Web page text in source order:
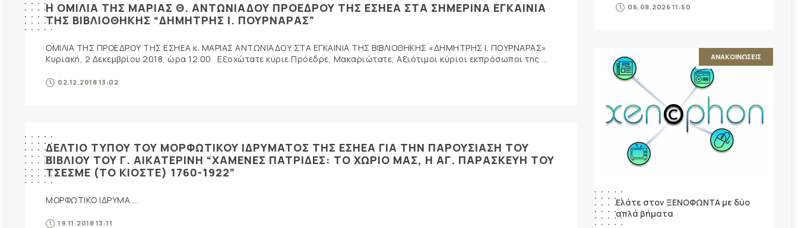
Η ΟΜΙΛΙΑ ΤΗΣ ΜΑΡΙΑΣ Θ. ΑΝΤΩΝΙΑΔΟΥ ΠΡΟΕΔΡΟΥ ΤΗΣ ΕΣΗΕΑ ΣΤΑ ΣΗΜΕΡΙΝΑ ΕΓΚΑΙΝΙΑ
ΤΗΣ ΒΙΒΛΙΟΘΗΚΗΣ “ΔΗΜΗΤΡΗΣ Ι. ΠΟΥΡΝΑΡΑΣ”
ΟΜΙΛΙΑ ΤΗΣ ΠΡΟΕΔΡΟΥ ΤΗΣ ΕΣΗΕΑ κ. ΜΑΡΙΑΣ ΑΝΤΩΝΙΑΔΟΥ ΣΤΑ ΕΓΚΑΙΝΙΑ ΤΗΣ ΒΙΒΛΙΟΘΗΚΗΣ «ΔΗΜΗΤΡΗΣ Ι. ΠΟΥΡΝΑΡΑΣ»
Κυριακή, 2 Δεκεμβρίου 2018, ώρα 12.00 Εξοχώτατε κύριε Πρόεδρε, Μακαριώτατε, Αξιότιμοι κύριοι εκπρόσωποι της ...
02.12.2018 13:02
ΔΕΛΤΙΟ ΤΥΠΟΥ ΤΟΥ ΜΟΡΦΩΤΙΚΟΥ ΙΔΡΥΜΑΤΟΣ ΤΗΣ ΕΣΗΕΑ ΓΙΑ ΤΗΝ ΠΑΡΟΥΣΙΑΣΗ ΤΟΥ
ΒΙΒΛΙΟΥ ΤΟΥ Γ. ΑΙΚΑΤΕΡΙΝΗ “ΧΑΜΕΝΕΣ ΠΑΤΡΙΔΕΣ: ΤΟ ΧΩΡΙΟ ΜΑΣ, Η ΑΓ. ΠΑΡΑΣΚΕΥΗ ΤΟΥ
ΤΣΕΣΜΕ (ΤΟ ΚΙΟΣΤΕ) 1760-1922”
ΜΟΡΦΩΤΙΚΟ ΙΔΡΥΜΑ ...
19.11.2018 13:11
06.08.2026 11:50
ΑΝΑΚΟΙΝΩΣΕΙΣ
Ελάτε στον ΞΕΝΟΦΩΝΤΑ με δύο
απλά βήματα